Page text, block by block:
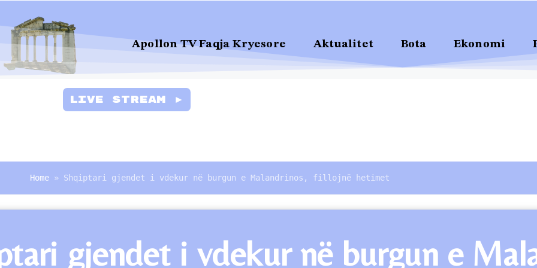
Apollon TV Faqja Kryesore Aktualitet Bota Ekonomi
Live Stream ►
Home » Shqiptari gjendet i vdekur në burgun e Malandrinos, fillojnë hetimet
gjendet i vdekur në burgun e